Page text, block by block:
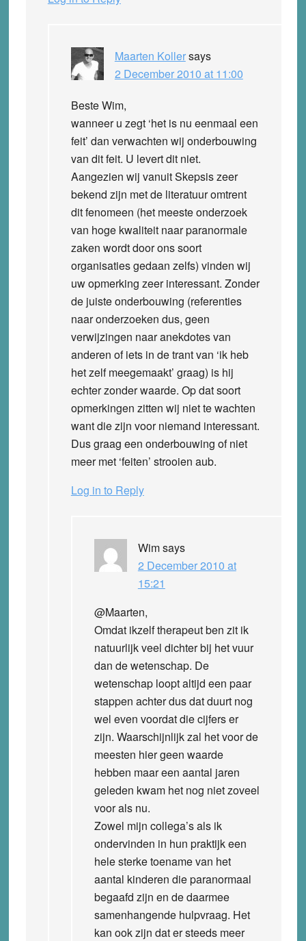
Maarten Kollersays
2 December 2010 at 11:00
Beste Wim,
wanneer u zegt ‘het is nu eenmaal een
feit’ dan verwachten wij onderbouwing
van dit feit. U levert dit niet.
Aangezien wij vanuit Skepsis zeer
bekend zijn met de literatuur omtrent
dit fenomeen (het meeste onderzoek
van hoge kwaliteit naar paranormale
zaken wordt door ons soort
organisaties gedaan zelfs) vinden wij
uw opmerking zeer interessant. Zonder
de juiste onderbouwing (referenties
naar onderzoeken dus, geen
verwijzingen naar anekdotes van
anderen of iets in de trant van ‘ik heb
het zelf meegemaakt’ graag) is hij
echter zonder waarde. Op dat soort
opmerkingen zitten wij niet te wachten
want die zijn voor niemand interessant.
Dus graag een onderbouwing of niet
meer met ‘feiten’ strooien aub.
Log in to Reply
Wimsays
2 December 2010 at
15:21
@Maarten,
Omdat ikzelf therapeut ben zit ik
natuurlijk veel dichter bij het vuur
dan de wetenschap. De
wetenschap loopt altijd een paar
stappen achter dus dat duurt nog
wel even voordat die cijfers er
zijn. Waarschijnlijk zal het voor de
meesten hier geen waarde
hebben maar een aantal jaren
geleden kwam het nog niet zoveel
voor als nu.
Zowel mijn collega’s als ik
ondervinden in hun praktijk een
hele sterke toename van het
aantal kinderen die paranormaal
begaafd zijn en de daarmee
samenhangende hulpvraag. Het
kan ook zijn dat er steeds meer